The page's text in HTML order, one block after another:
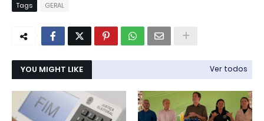
Tags GERAL
YOU MIGHT LIKE Ver todos